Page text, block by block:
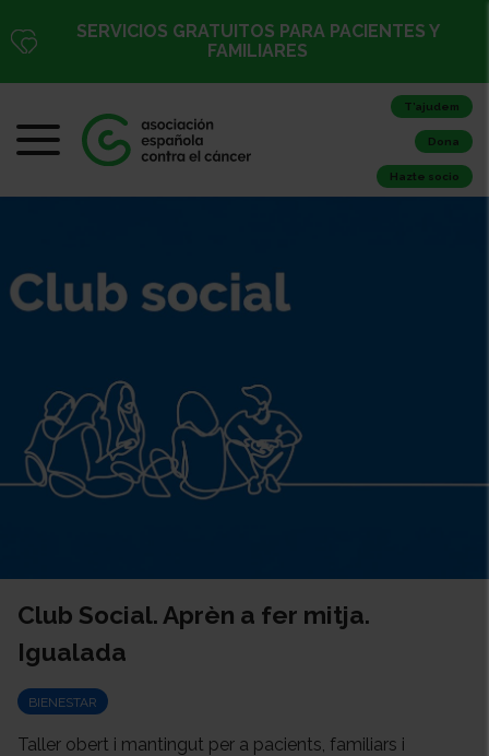
SERVICIOS GRATUITOS PARA PACIENTES Y
FAMILIARES
T’ajudem
Dona
Hazte socio
Club Social. Aprèn a fer mitja.
Igualada
BIENESTAR
Taller obert i mantingut per a pacients, familiars i